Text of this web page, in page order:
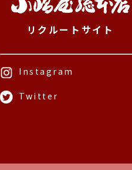
リクルートサイト
Instagram
Twitter